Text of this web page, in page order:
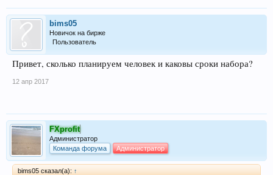
bims05
Новичок на бирже
Пользователь
Привет, сколько планируем человек и каковы сроки набора?
12 апр 2017
FXprofit
Администратор
Команда форума
Администратор
bims05 сказал(а): ↑